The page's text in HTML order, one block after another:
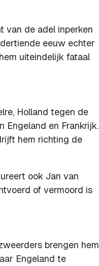
van de adel inperken
eeuw echter
uiteindelijk fataal
Holland tegen de
Engeland en Frankrijk.
hem richting de
ook Jan van
of vermoord is
brengen hem
Engeland te